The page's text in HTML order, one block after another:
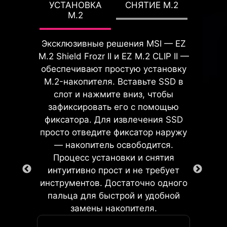
УСТАНОВКА
M.2
СНЯТИЕ M.2
Эксклюзивные решения MSI — EZ
M.2 Shield Frozr II и EZ M.2 CLIP II —
обеспечивают простую установку
M.2-накопителя. Вставьте SSD в
слот и нажмите вниз, чтобы
зафиксировать его с помощью
фиксатора. Для извлечения SSD
просто отведите фиксатор наружу
— накопитель освободится.
Процесс установки и снятия
интуитивно прост и не требует
инструментов. Достаточно одного
пальца для быстрой и удобной
замены накопителя.
комфортным и надежным.
Предустановленная защитная
панель для интерфейсов
обеспечивает точное
позиционирование и надежную
фиксацию.
Встроенная двухканальная 2-
контактная перемычка Direct OC
упрощает разгон и даёт
возможность точно и плавно
регулировать базовую тактовую
частоту (BCLK) прямо из
ДИАГНОСТИЧЕСКАЯ
СИСТЕМА
EZ DEBUG LED
Встроенные светодиоды
укажут на источник
неполадки, чтобы вы могли
оперативно устранить её.
повысить производительность ПК,
не вникая в детали настроек.
GAME BOOST
Функция разгона
процессора одним
кликом автоматически
оптимизирует его
производительность,
мгновенно подстраивая
его под максимально